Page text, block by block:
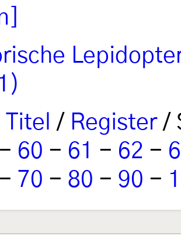
Titel / Register/
- 60 - 61 - 62 -
- 70 - 80 - 90 -